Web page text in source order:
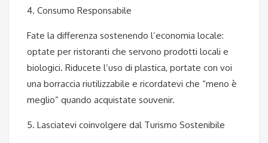
4. Consumo Responsabile
Fate la differenza sostenendo l’economia locale:
optate per ristoranti che servono prodotti locali e
biologici. Riducete l’uso di plastica, portate con voi
una borraccia riutilizzabile e ricordatevi che “meno è
meglio” quando acquistate souvenir.
5. Lasciatevi coinvolgere dal Turismo Sostenibile